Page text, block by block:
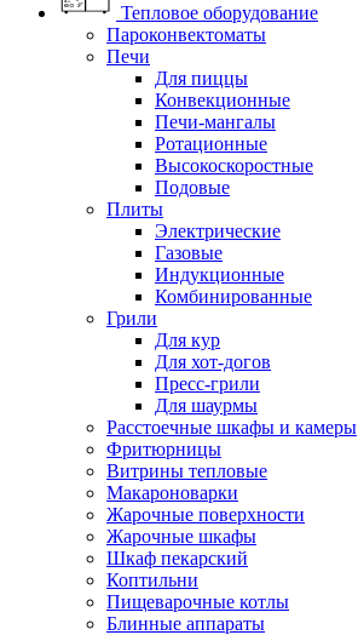
Тепловое оборудование
Пароконвектоматы
Печи
Для пиццы
Конвекционные
Печи-мангалы
Ротационные
Высокоскоростные
Подовые
Плиты
Электрические
Газовые
Индукционные
Комбинированные
Грили
Для кур
Для хот-догов
Пресс-грили
Для шаурмы
Расстоечные шкафы и камеры
Фритюрницы
Витрины тепловые
Макароноварки
Жарочные поверхности
Жарочные шкафы
Шкаф пекарский
Коптильни
Пищеварочные котлы
Блинные аппараты